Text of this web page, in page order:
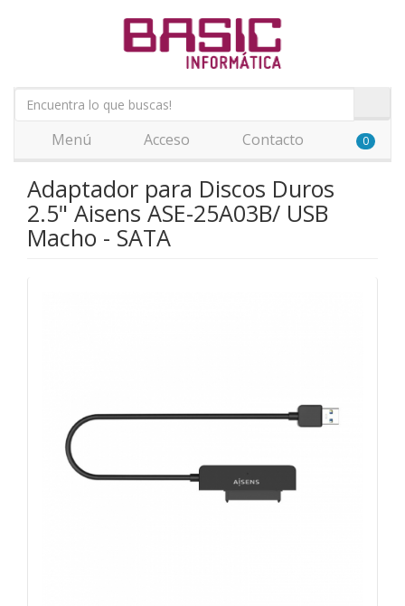
Menú Acceso Contacto 0
Adaptador para Discos Duros
2.5" Aisens ASE-25A03B/ USB
Macho - SATA